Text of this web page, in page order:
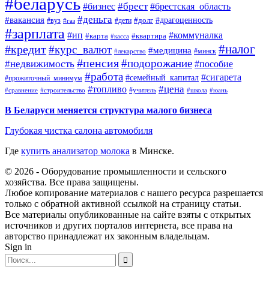
#бизнес #брест #брестская_область
#вакансия #вуз #газ #деньга #дети #долг #драгоценность
#зарплата #ип #карта #касса #квартира #коммуналка
#кредит#курс_валют #лекарство #медицина #минск #налог
#недвижимость #пенсия#подорожание #пособие
#прожиточный_минимум #работа #семейный_капитал #сигарета
#сравнение #строительство #топливо #учитель #цена #школа #юань
В Беларуси меняется структура малого бизнеса
Глубокая чистка салона автомобиля
Где купить анализатор молока в Минске.
© 2026 - Оборудование промышленности и сельского
хозяйства. Все права защищены.
Любое копирование материалов с нашего ресурса разрешается
только с обратной активной ссылкой на страницу статьи.
Все материалы опубликованные на сайте взяты с открытых
источников и других порталов интернета, все права на
авторство принадлежат их законным владельцам.
Sign in